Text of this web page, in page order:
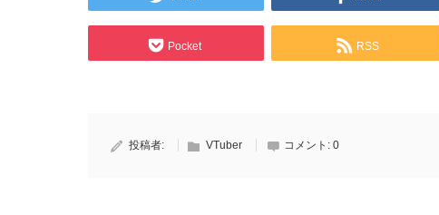
Pocket RSS
投稿者: VTuber コメント: 0